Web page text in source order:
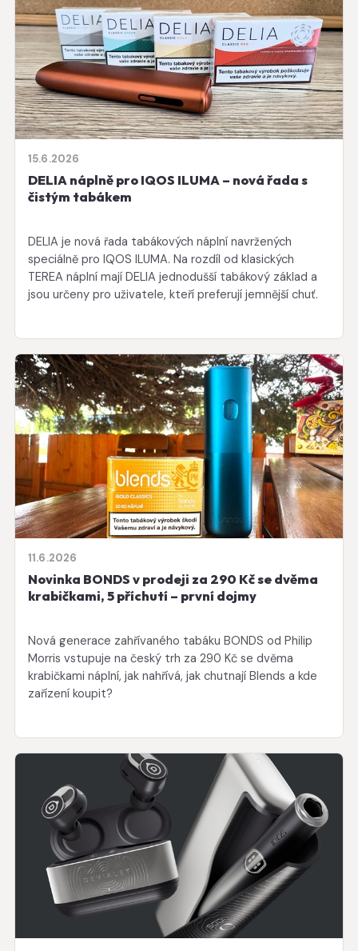
15.6.2026
DELIA náplně pro IQOS ILUMA – nová řada s
čistým tabákem
DELIA je nová řada tabákových náplní navržených
speciálně pro IQOS ILUMA. Na rozdíl od klasických
TEREA náplní mají DELIA jednodušší tabákový základ a
jsou určeny pro uživatele, kteří preferují jemnější chuť.
11.6.2026
Novinka BONDS v prodeji za 290 Kč se dvěma
krabičkami, 5 příchutí – první dojmy
Nová generace zahřívaného tabáku BONDS od Philip
Morris vstupuje na český trh za 290 Kč se dvěma
krabičkami náplní, jak nahřívá, jak chutnají Blends a kde
zařízení koupit?